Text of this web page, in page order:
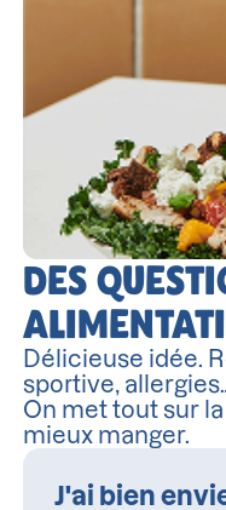
DES
Délicieuse idée.
sportive,
On met tout sur
mieux manger.